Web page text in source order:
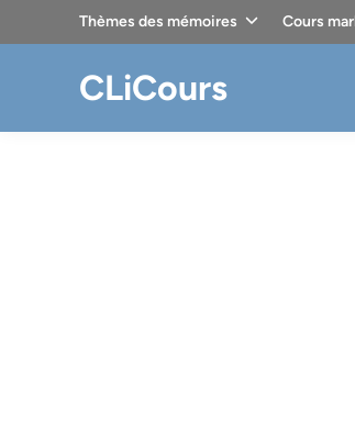
Thèmes des mémoires Cours
CLiCours